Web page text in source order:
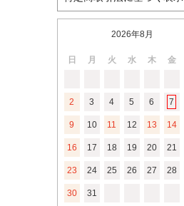
2026年8月
日 月 火 水 木 金
2 3 4 5 6 7
9 10 11 12 13 14
16 17 18 19 20 21
23 24 25 26 27 28
30 31